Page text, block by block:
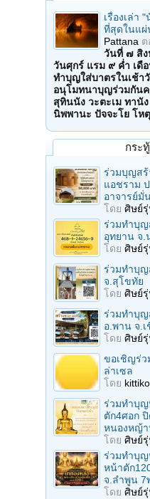
เรื่องเล่า
ที่สุดในแ
Pattana ต
วันที่ ๗ สิ
วันศุกร์ แรม ๙ ค่ำ เดื
ทำบุญใส่บาตรในเช้า
อนุโมทนาบุญร่วมกัน
สุทินนัง วะตะเม ทานั
นิพพานะ ปัจจะโย โห
กระ
ร่วมบุญสร้
แอชราม
อาจารย์มั่
โดย ศิษย์
ร่วมทําบุญ
อุทยาน จ.
โดย ศิษย์
ร่วมทําบุญ
จ.สุโขทัย
โดย ศิษย์
ร่วมทําบุญ
อ.พาน จ.เ
โดย ศิษย์
ขอเชิญร่ว
ล่าเซล
โดย
ร่วมทําบุญ
ตัก4ศอก
หนองหญ้า
โดย ศิษย์
ร่วมทําบุญ
หน้าตัก
จ.ลำพูน 7
โดย ศิษย์